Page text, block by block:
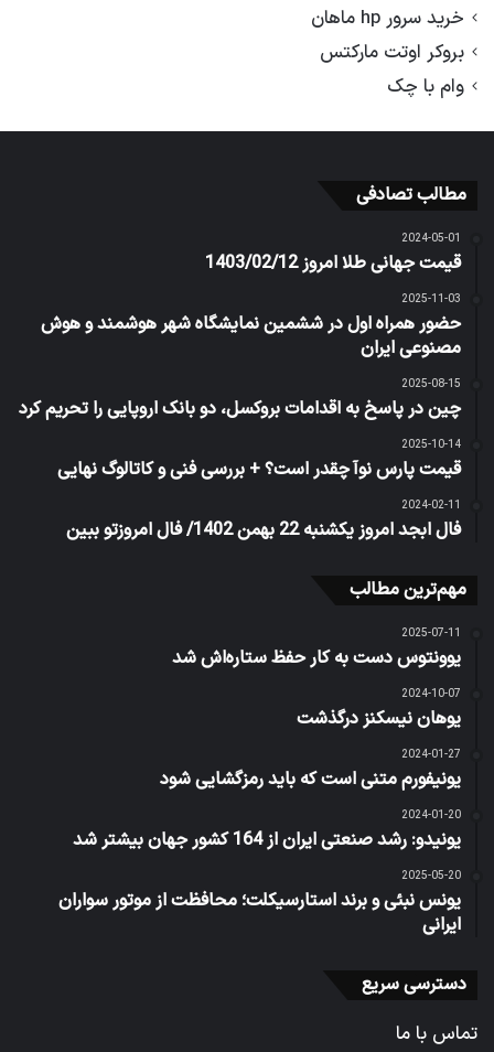
خرید سرور hp ماهان
بروکر اوتت مارکتس
وام با چک
مطالب تصادفی
2024-05-01
قیمت جهانی طلا امروز 1403/02/12
2025-11-03
حضور همراه اول در ششمین نمایشگاه شهر هوشمند و هوش
مصنوعی ایران
2025-08-15
چین در پاسخ به اقدامات بروکسل، دو بانک اروپایی را تحریم کرد
2025-10-14
قیمت پارس نوآ چقدر است؟ + بررسی فنی و کاتالوگ نهایی
2024-02-11
فال ابجد امروز یکشنبه 22 بهمن 1402/ فال امروزتو ببین
مهم‌ترین مطالب
2025-07-11
یوونتوس دست به کار حفظ ستاره‌اش شد
2024-10-07
یوهان نیسکنز درگذشت
2024-01-27
یونیفورم متنی است که باید رمزگشایی شود
2024-01-20
یونیدو: رشد صنعتی ایران از 164 کشور جهان بیشتر شد
2025-05-20
یونس نبئی و برند استارسیکلت؛ محافظت از موتور سواران
ایرانی
دسترسی سریع
تماس با ما